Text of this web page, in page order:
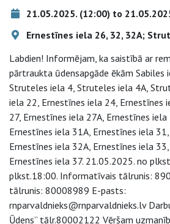
21.05.2025. (12:00) to
Ernestīnes iela 26, 32, 32A;
Labdien! Informējam, ka saistībā ar
pārtraukta ūdensapgāde ēkām
Struteles iela 4, Struteles iela 4A,
iela 22, Ernestīnes iela 24, Ernestīnes
27, Ernestīnes iela 27A, Ernestīnes
Ernestīnes iela 31A, Ernestīnes iela
Ernestīnes iela 32A, Ernestīnes iela
Ernestīnes iela 37. 21.05.2025. no
plkst.18:00. Informatīvais tālrunis:
tālrunis: 80008989 E-pasts:
rnparvaldnieks@rnparvaldnieks.lv
Ūdens” tālr.80002122 Vēršam